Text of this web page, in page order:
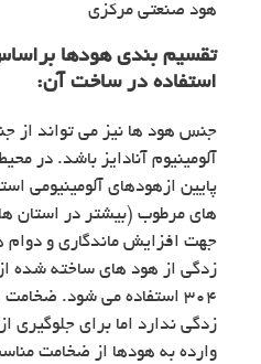
هود صنعتی مرکزی
تقسیم بندی هودها
استفاده در ساخت آن:
آلومینیوم آنادایز باشد. در
پایین ازهودهای آلومینیومی
های مرطوب (بیشتر در استان
جهت افزایش ماندگاری و دوام
زدگی از هود های ساخته شده
۳۰۴ استفاده می شود.
زدگی ندارد اما برای
وارده به هودها از ضخامت